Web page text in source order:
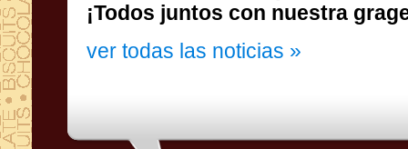
¡Todos juntos con nuestra
ver todas las noticias »